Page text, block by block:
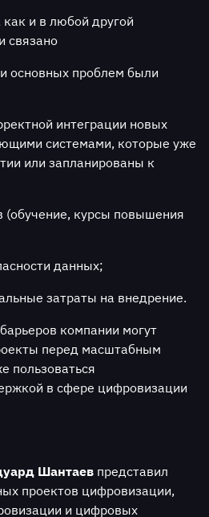
и в любой другой
связано
основных проблем были
интеграции новых
системами, которые уже
или запланированы к
(обучение, курсы повышения
данных;
затраты на внедрение.
компании могут
перед масштабным
пользоваться
в сфере цифровизации
Шантаев представил
проектов цифровизации,
и цифровых